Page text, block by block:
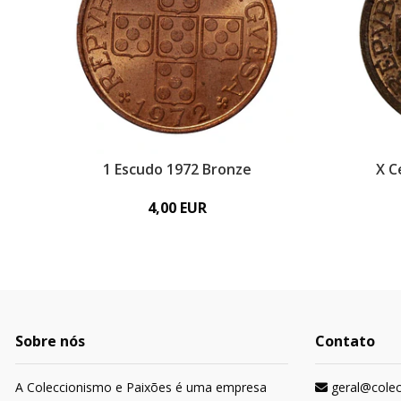
1 Escudo 1972 Bronze
4,00 EUR
X
Sobre nós
A Coleccionismo e Paixões é uma empresa
Contato